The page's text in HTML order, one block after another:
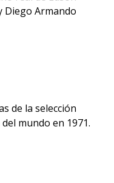
Diego Armando
de la selección
mundo en 1971.